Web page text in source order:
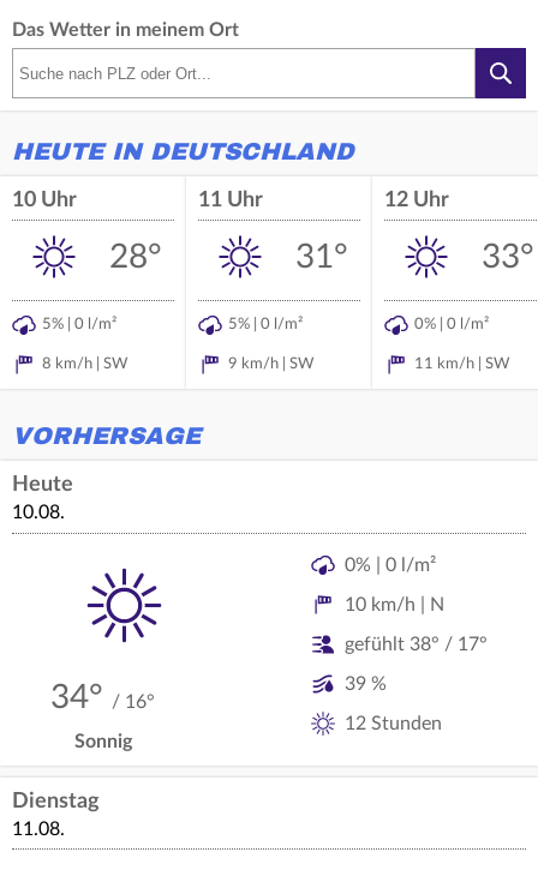
Das Wetter in meinem Ort
HEUTE IN DEUTSCHLAND
10 Uhr
28°
5% | 0 l/m²
8 km/h | SW
11 Uhr
31°
5% | 0 l/m²
9 km/h | SW
12 Uhr
33°
0% | 0 l/m²
11 km/h | SW
VORHERSAGE
Heute
10.08.
34° / 16°
Sonnig
0% | 0 l/m²
10 km/h | N
gefühlt 38° / 17°
39 %
12 Stunden
Dienstag
11.08.